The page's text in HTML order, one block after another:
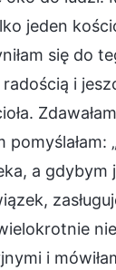
jeden
się do
i
a gdybym
i